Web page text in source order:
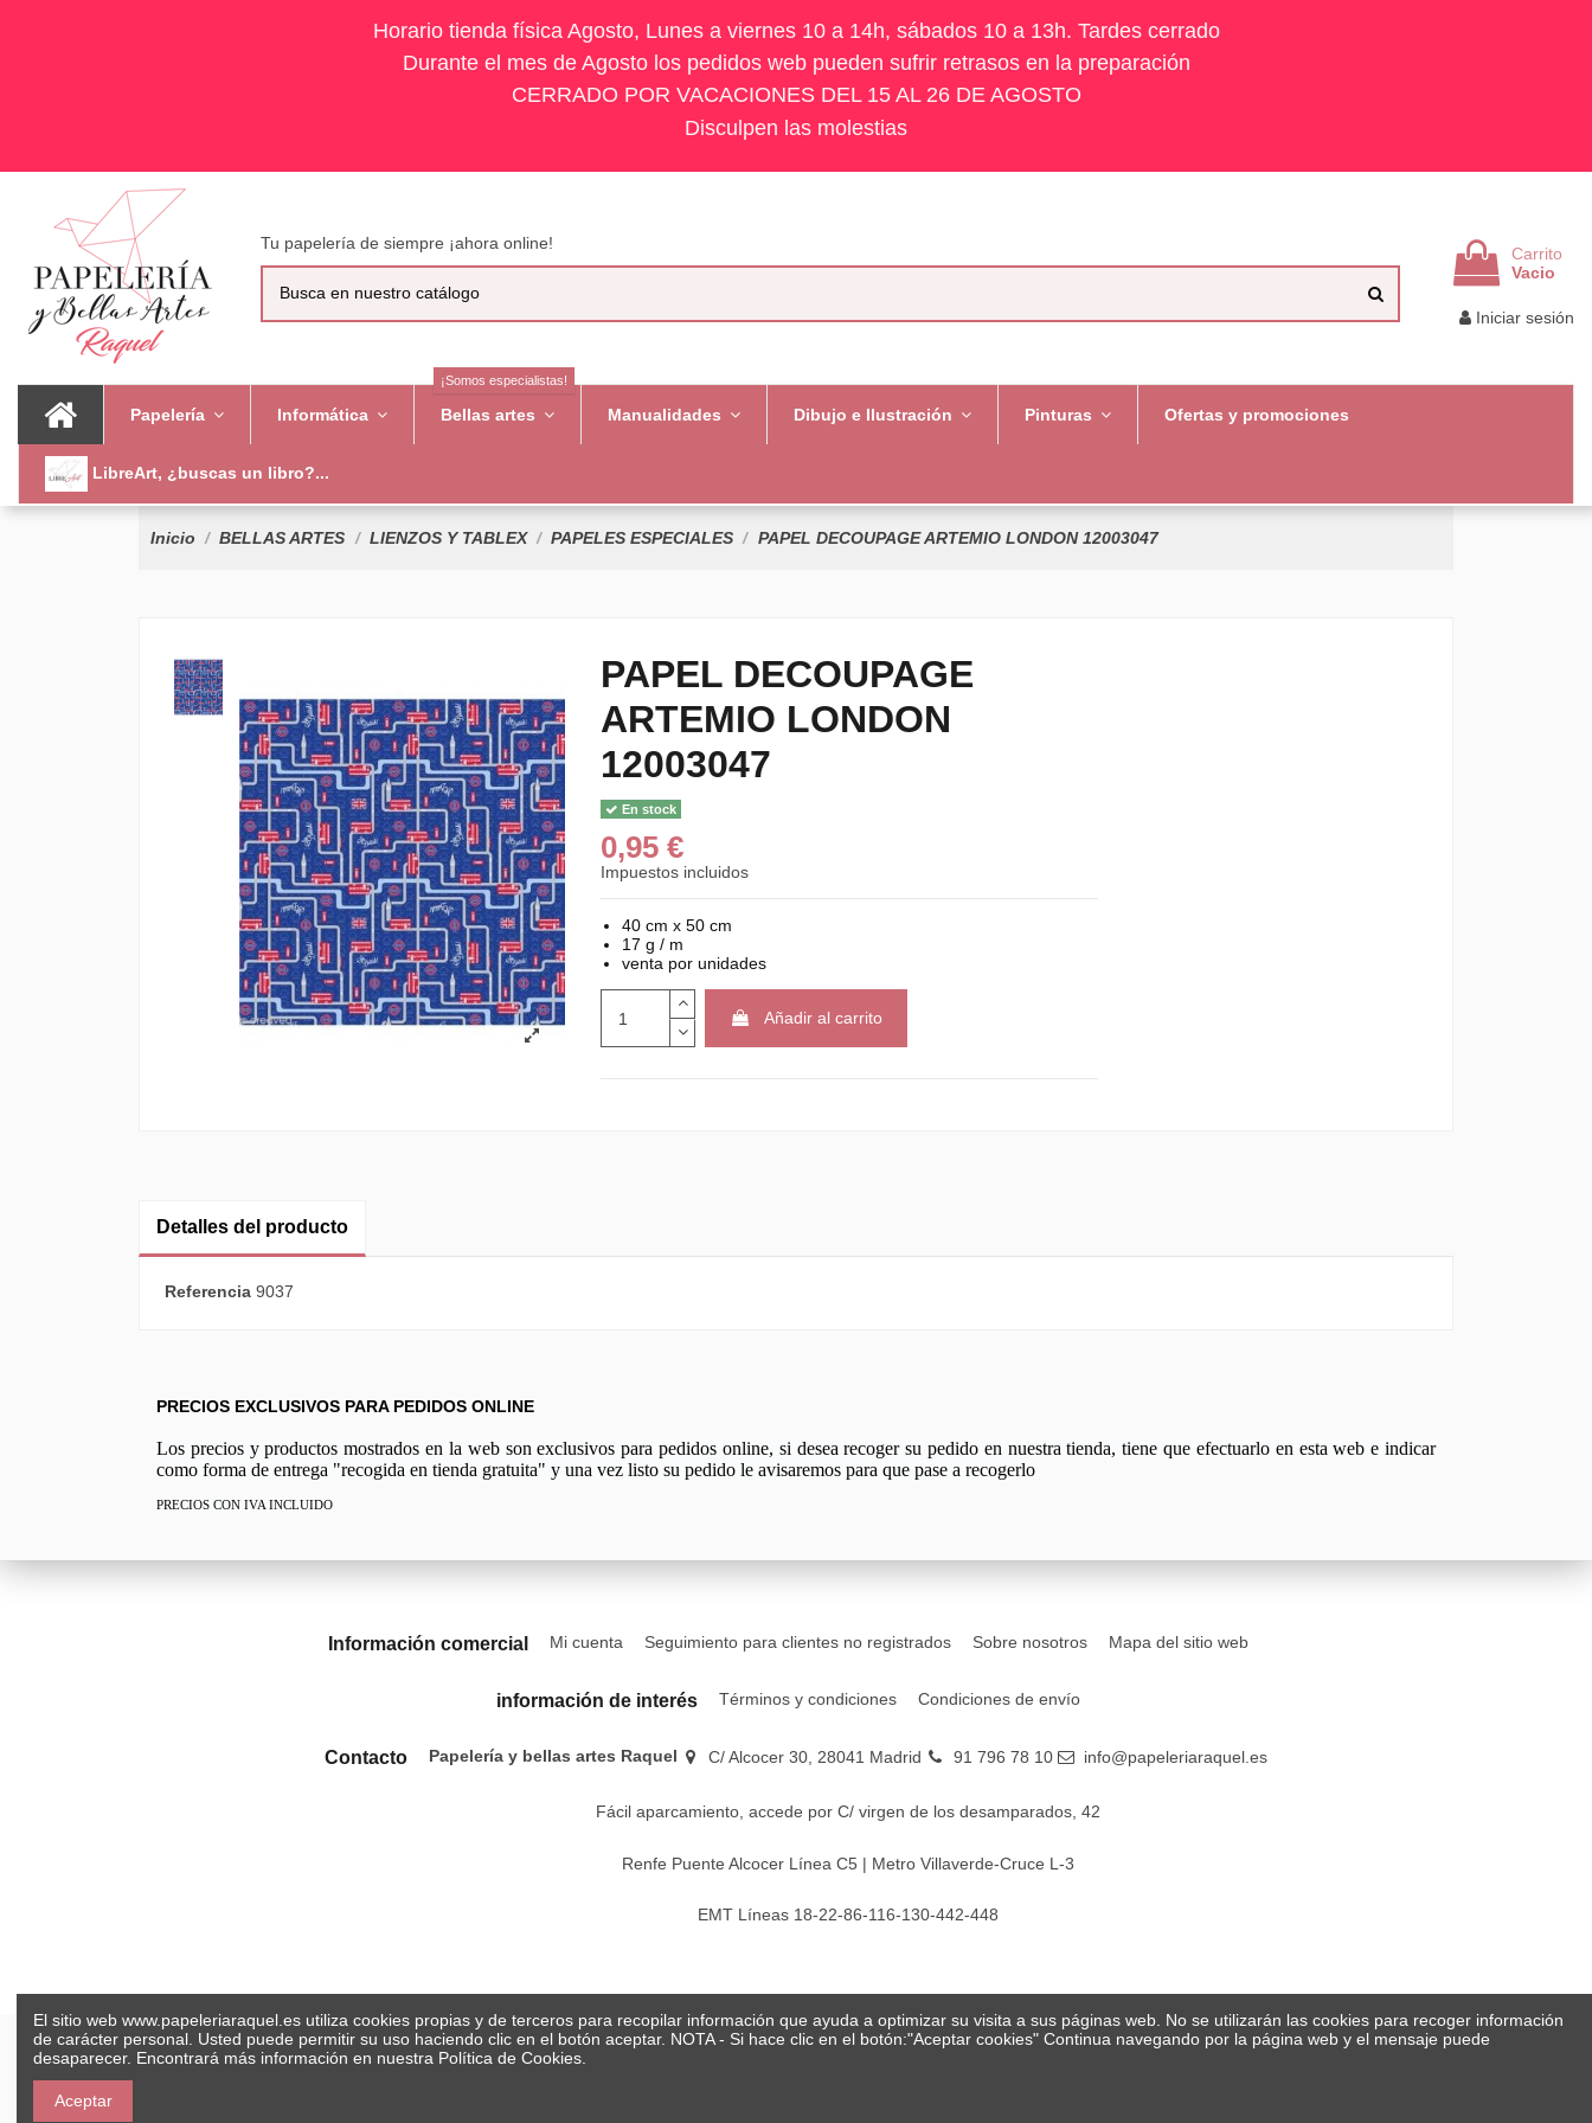
Horario tienda física Agosto, Lunes a viernes 10 a 14h, sábados 10 a 13h. Tardes cerrado
Durante el mes de Agosto los pedidos web pueden sufrir retrasos en la preparación
CERRADO POR VACACIONES DEL 15 AL 26 DE AGOSTO
Disculpen las molestias
Tu papelería de siempre ¡ahora online!
Carrito
Vacio
Iniciar sesión
Papelería Informática Bellas artes
¡Somos especialistas!
Manualidades Dibujo e Ilustración Pinturas Ofertas y promociones
LibreArt, ¿buscas un libro?...
Inicio BELLAS ARTES LIENZOS Y TABLEX PAPELES ESPECIALES PAPEL DECOUPAGE ARTEMIO LONDON 12003047
PAPEL DECOUPAGE
ARTEMIO LONDON
12003047
En stock
0,95 €
Impuestos incluidos
40 cm x 50 cm
17 g / m
venta por unidades
Añadir al carrito
Detalles del producto
Referencia 9037
PRECIOS EXCLUSIVOS PARA PEDIDOS ONLINE
Los precios y productos mostrados en la web son exclusivos para pedidos online, si desea recoger su pedido en nuestra tienda, tiene que efectuarlo en esta web e indicar
como forma de entrega "recogida en tienda gratuita" y una vez listo su pedido le avisaremos para que pase a recogerlo
PRECIOS CON IVA INCLUIDO
Información comercial Mi cuenta Seguimiento para clientes no registrados Sobre nosotros Mapa del sitio web
información de interés Términos y condiciones Condiciones de envío
Contacto Papelería y bellas artes Raquel C/ Alcocer 30, 28041 Madrid 91 796 78 10 info@papeleriaraquel.es
Fácil aparcamiento, accede por C/ virgen de los desamparados, 42
Renfe Puente Alcocer Línea C5 | Metro Villaverde-Cruce L-3
EMT Líneas 18-22-86-116-130-442-448
El sitio web www.papeleriaraquel.es utiliza cookies propias y de terceros para recopilar información que ayuda a optimizar su visita a sus páginas web. No se utilizarán las cookies para recoger información
de carácter personal. Usted puede permitir su uso haciendo clic en el botón aceptar. NOTA - Si hace clic en el botón:"Aceptar cookies" Continua navegando por la página web y el mensaje puede
desaparecer. Encontrará más información en nuestra Política de Cookies.
Aceptar